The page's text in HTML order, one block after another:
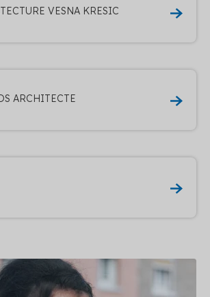
VESNA KRESIC
ARCHITECTE